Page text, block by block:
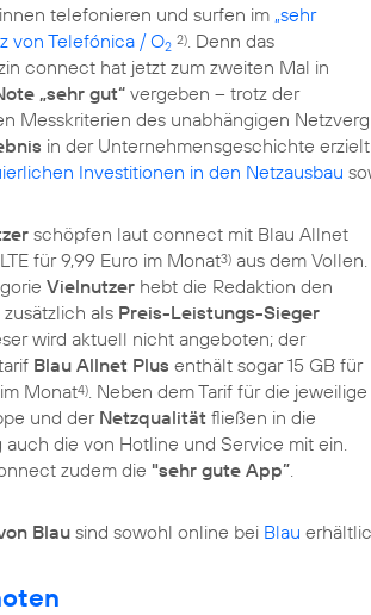
telefonieren und surfen im „sehr
von Telefónica / O2 2). Denn das
connect hat jetzt zum zweiten Mal in
„sehr gut“ vergeben – trotz der
Messkriterien des unabhängigen
in der Unternehmensgeschichte
Investitionen in den Netzausbau
schöpfen laut connect mit Blau Allnet
für 9,99 Euro im Monat3) aus dem Vollen.
Vielnutzer hebt die Redaktion den
zusätzlich als Preis-Leistungs-Sieger
wird aktuell nicht angeboten; der
Blau Allnet Plus enthält sogar 15 GB für
Monat4). Neben dem Tarif für die jeweilige
und der Netzqualität fließen in die
auch die von Hotline und Service mit ein.
zudem die "sehr gute App”.
Blau sind sowohl online bei Blau